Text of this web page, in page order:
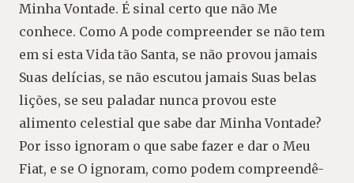
Minha Vontade. É sinal certo que não Me
conhece. Como A pode compreender se não tem
em si esta Vida tão Santa, se não provou jamais
Suas delícias, se não escutou jamais Suas belas
lições, se seu paladar nunca provou este
alimento celestial que sabe dar Minha Vontade?
Por isso ignoram o que sabe fazer e dar o Meu
Fiat, e se O ignoram, como podem compreendê-